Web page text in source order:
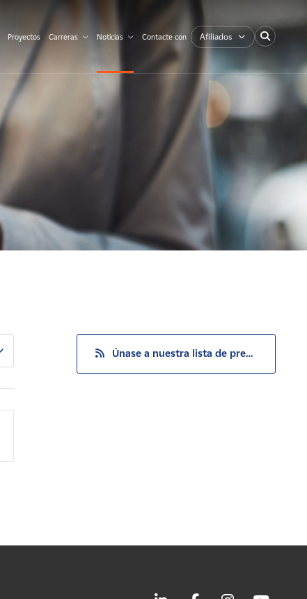
Proyectos Carreras Noticias Contacte con Afiliados
Únase a nuestra lista de prensa